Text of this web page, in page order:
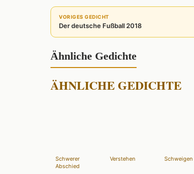
VORIGES GEDICHT
Der deutsche Fußball 2018
Ähnliche Gedichte
ÄHNLICHE GEDICHTE
Schwerer
Abschied
Verstehen Schweigen